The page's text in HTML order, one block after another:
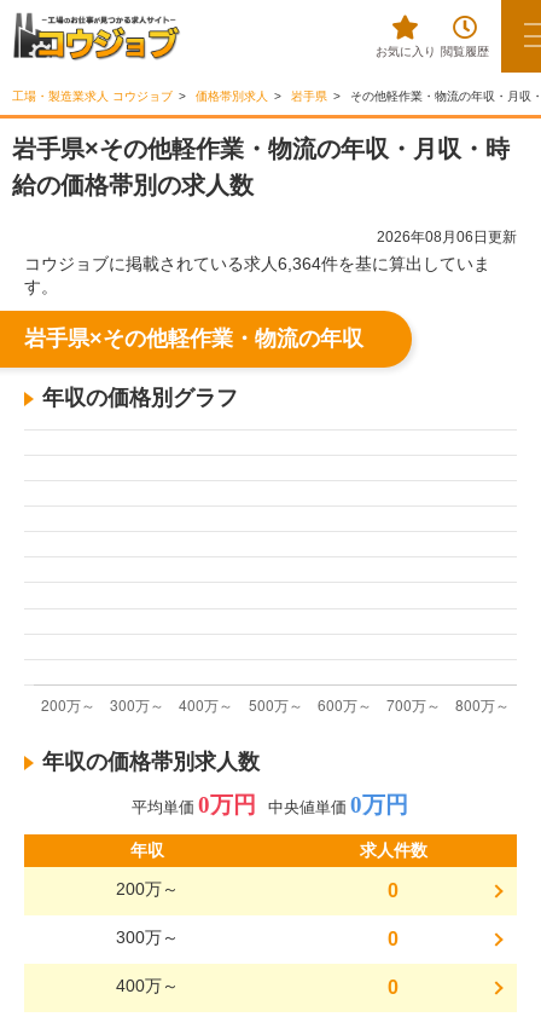
お気に入り 閲覧履歴
工場・製造業求人 コウジョブ 価格帯別求人 岩手県 その他軽作業・物流の年収・月収
岩手県×その他軽作業・物流の年収・月収・時
給の価格帯別の求人数
2026年08月06日更新
コウジョブに掲載されている求人6,364件を基に算出していま
す。
岩手県×その他軽作業・物流の年収
年収の価格別グラフ
年収の価格帯別求人数
平均単価 0万円 中央値単価 0万円
年収
求人件数
200万～
0
300万～ 0
400万～ 0